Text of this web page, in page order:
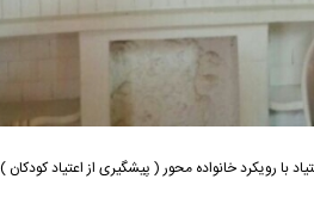
با رویکرد خانواده محور ( پیشگیری از اعتیاد کودکان )